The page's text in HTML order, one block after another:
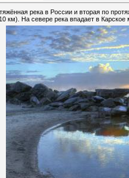
река в России и вторая по
км). На севере река впадает в